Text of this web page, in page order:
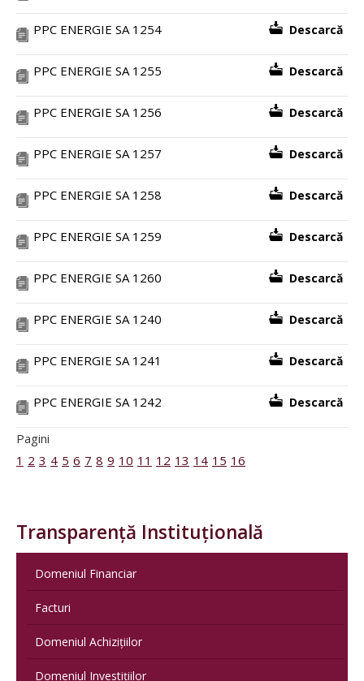
PPC ENERGIE SA 1254 Descarcă
PPC ENERGIE SA 1255 Descarcă
PPC ENERGIE SA 1256 Descarcă
PPC ENERGIE SA 1257 Descarcă
PPC ENERGIE SA 1258 Descarcă
PPC ENERGIE SA 1259 Descarcă
PPC ENERGIE SA 1260 Descarcă
PPC ENERGIE SA 1240 Descarcă
PPC ENERGIE SA 1241 Descarcă
PPC ENERGIE SA 1242 Descarcă
Pagini
1 2 3 4 5 6 7 8 9 10 11 12 13 14 15 16
Transparență Instituțională
Domeniul Financiar
Facturi
Domeniul Achizițiilor
Domeniul Investițiilor